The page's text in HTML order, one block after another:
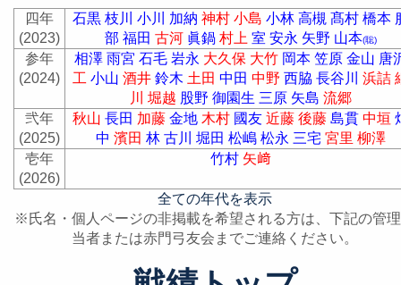
四年
(2023)
石黒 枝川 小川 加納 神村 小島 小林 高槻 髙村 橋本
部 福田 古河 眞鍋 村上 室 安永 矢野 山本(聡)
参年
(2024)
相澤 雨宮 石毛 岩永 大久保 大竹 岡本 笠原 金山 唐
工 小山 酒井 鈴木 土田 中田 中野 西脇 長谷川 浜詰
川 堀越 股野 御園生 三原 矢島 流郷
弐年
(2025)
秋山 長田 加藤 金地 木村 國友 近藤 後藤 島貫 中垣
中 濱田 林 古川 堀田 松嶋 松永 三宅 宮里 柳澤
壱年
(2026)
竹村 矢﨑
全ての年代を表示
※氏名・個人ページの非掲載を希望される方は、下記の管
当者または赤門弓友会までご連絡ください。